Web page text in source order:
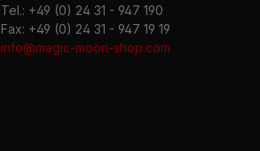
Tel.: +49 (0) 24 31 - 947 190
Fax: +49 (0) 24 31 - 947 19 19
info@magic-moon-shop.com